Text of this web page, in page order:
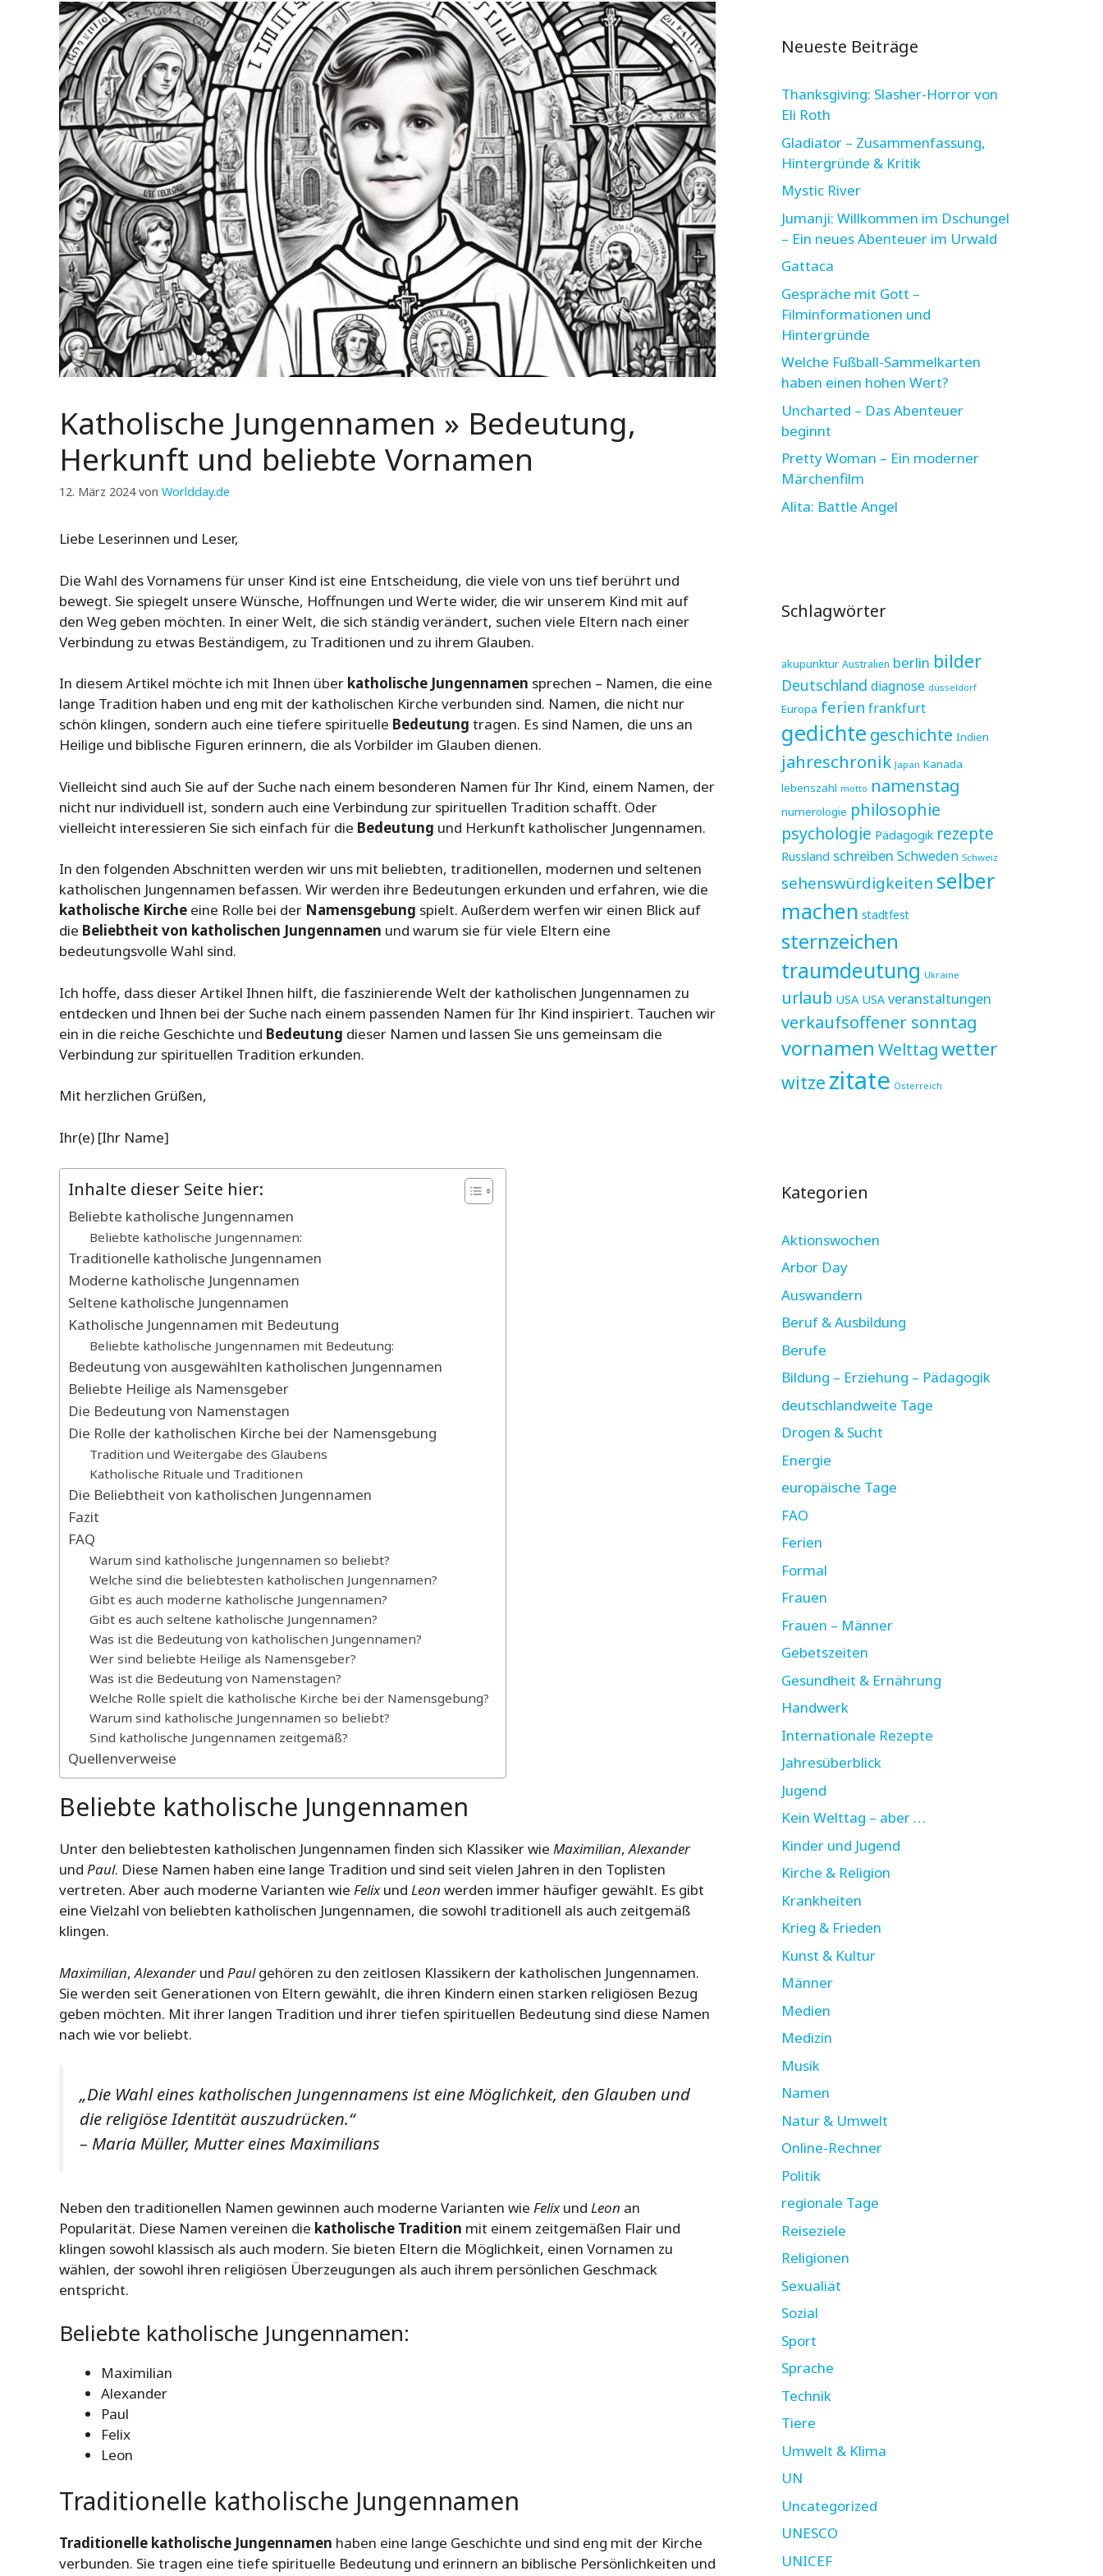
Katholische Jungennamen » Bedeutung,
Herkunft und beliebte Vornamen
12. März 2024 von Worldday.de
Liebe Leserinnen und Leser,
Die Wahl des Vornamens für unser Kind ist eine Entscheidung, die viele von uns tief berührt und
bewegt. Sie spiegelt unsere Wünsche, Hoffnungen und Werte wider, die wir unserem Kind mit auf
den Weg geben möchten. In einer Welt, die sich ständig verändert, suchen viele Eltern nach einer
Verbindung zu etwas Beständigem, zu Traditionen und zu ihrem Glauben.
In diesem Artikel möchte ich mit Ihnen über katholische Jungennamen sprechen – Namen, die eine
lange Tradition haben und eng mit der katholischen Kirche verbunden sind. Namen, die nicht nur
schön klingen, sondern auch eine tiefere spirituelle Bedeutung tragen. Es sind Namen, die uns an
Heilige und biblische Figuren erinnern, die als Vorbilder im Glauben dienen.
Vielleicht sind auch Sie auf der Suche nach einem besonderen Namen für Ihr Kind, einem Namen, der
nicht nur individuell ist, sondern auch eine Verbindung zur spirituellen Tradition schafft. Oder
vielleicht interessieren Sie sich einfach für die Bedeutung und Herkunft katholischer Jungennamen.
In den folgenden Abschnitten werden wir uns mit beliebten, traditionellen, modernen und seltenen
katholischen Jungennamen befassen. Wir werden ihre Bedeutungen erkunden und erfahren, wie die
katholische Kirche eine Rolle bei der Namensgebung spielt. Außerdem werfen wir einen Blick auf
die Beliebtheit von katholischen Jungennamen und warum sie für viele Eltern eine
bedeutungsvolle Wahl sind.
Ich hoffe, dass dieser Artikel Ihnen hilft, die faszinierende Welt der katholischen Jungennamen zu
entdecken und Ihnen bei der Suche nach einem passenden Namen für Ihr Kind inspiriert. Tauchen wir
ein in die reiche Geschichte und Bedeutung dieser Namen und lassen Sie uns gemeinsam die
Verbindung zur spirituellen Tradition erkunden.
Mit herzlichen Grüßen,
Ihr(e) [Ihr Name]
Inhalte dieser Seite hier:
Beliebte katholische Jungennamen
Beliebte katholische Jungennamen:
Traditionelle katholische Jungennamen
Moderne katholische Jungennamen
Seltene katholische Jungennamen
Katholische Jungennamen mit Bedeutung
Beliebte katholische Jungennamen mit Bedeutung:
Bedeutung von ausgewählten katholischen Jungennamen
Beliebte Heilige als Namensgeber
Die Bedeutung von Namenstagen
Die Rolle der katholischen Kirche bei der Namensgebung
Tradition und Weitergabe des Glaubens
Katholische Rituale und Traditionen
Die Beliebtheit von katholischen Jungennamen
Fazit
FAQ
Warum sind katholische Jungennamen so beliebt?
Welche sind die beliebtesten katholischen Jungennamen?
Gibt es auch moderne katholische Jungennamen?
Gibt es auch seltene katholische Jungennamen?
Was ist die Bedeutung von katholischen Jungennamen?
Wer sind beliebte Heilige als Namensgeber?
Was ist die Bedeutung von Namenstagen?
Welche Rolle spielt die katholische Kirche bei der Namensgebung?
Warum sind katholische Jungennamen so beliebt?
Sind katholische Jungennamen zeitgemäß?
Quellenverweise
Beliebte katholische Jungennamen
Unter den beliebtesten katholischen Jungennamen finden sich Klassiker wie Maximilian,Alexander
und Paul. Diese Namen haben eine lange Tradition und sind seit vielen Jahren in den Toplisten
vertreten. Aber auch moderne Varianten wie Felixund Leon werden immer häufiger gewählt. Es gibt
eine Vielzahl von beliebten katholischen Jungennamen, die sowohl traditionell als auch zeitgemäß
klingen.
Maximilian,Alexanderund Paulgehören zu den zeitlosen Klassikern der katholischen Jungennamen.
Sie werden seit Generationen von Eltern gewählt, die ihren Kindern einen starken religiösen Bezug
geben möchten. Mit ihrer langen Tradition und ihrer tiefen spirituellen Bedeutung sind diese Namen
nach wie vor beliebt.
„Die Wahl eines katholischen Jungennamens ist eine Möglichkeit, den Glauben und
die religiöse Identität auszudrücken.“
– Maria Müller, Mutter eines Maximilians
Neben den traditionellen Namen gewinnen auch moderne Varianten wie Felixund Leon an
Popularität. Diese Namen vereinen die katholische Tradition mit einem zeitgemäßen Flair und
klingen sowohl klassisch als auch modern. Sie bieten Eltern die Möglichkeit, einen Vornamen zu
wählen, der sowohl ihren religiösen Überzeugungen als auch ihrem persönlichen Geschmack
entspricht.
Beliebte katholische Jungennamen:
Maximilian
Alexander
Paul
Felix
Leon
Traditionelle katholische Jungennamen
Traditionelle katholische Jungennamen haben eine lange Geschichte und sind eng mit der Kirche
verbunden. Sie tragen eine tiefe spirituelle Bedeutung und erinnern an biblische Persönlichkeiten und
Neueste Beiträge
Thanksgiving: Slasher-Horror von
Eli Roth
Gladiator – Zusammenfassung,
Hintergründe & Kritik
Mystic River
Jumanji: Willkommen im Dschungel
– Ein neues Abenteuer im Urwald
Gattaca
Gespräche mit Gott –
Filminformationen und
Hintergründe
Welche Fußball-Sammelkarten
haben einen hohen Wert?
Uncharted – Das Abenteuer
beginnt
Pretty Woman – Ein moderner
Märchenfilm
Alita: Battle Angel
Schlagwörter
akupunktur Australien berlin bilder
Deutschland diagnose düsseldorf
Europa ferien frankfurt
gedichte geschichte Indien
jahreschronik Japan Kanada
lebenszahl motto namenstag
numerologie philosophie
psychologie Pädagogik rezepte
Russland schreiben Schweden Schweiz
sehenswürdigkeiten selber
machen stadtfest
sternzeichen
traumdeutung Ukraine
urlaub USA USA veranstaltungen
verkaufsoffener sonntag
vornamen Welttagwetter
witze zitate Österreich
Kategorien
Aktionswochen
Arbor Day
Auswandern
Beruf & Ausbildung
Berufe
Bildung – Erziehung – Pädagogik
deutschlandweite Tage
Drogen & Sucht
Energie
europäische Tage
FAO
Ferien
Formal
Frauen
Frauen – Männer
Gebetszeiten
Gesundheit & Ernährung
Handwerk
Internationale Rezepte
Jahresüberblick
Jugend
Kein Welttag – aber …
Kinder und Jugend
Kirche & Religion
Krankheiten
Krieg & Frieden
Kunst & Kultur
Männer
Medien
Medizin
Musik
Namen
Natur & Umwelt
Online-Rechner
Politik
regionale Tage
Reiseziele
Religionen
Sexualiät
Sozial
Sport
Sprache
Technik
Tiere
Umwelt & Klima
UN
Uncategorized
UNESCO
UNICEF